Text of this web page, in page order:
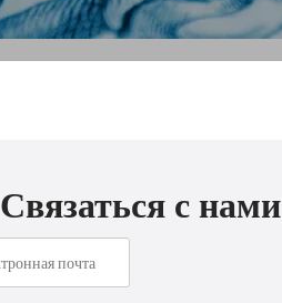
Связаться с нами